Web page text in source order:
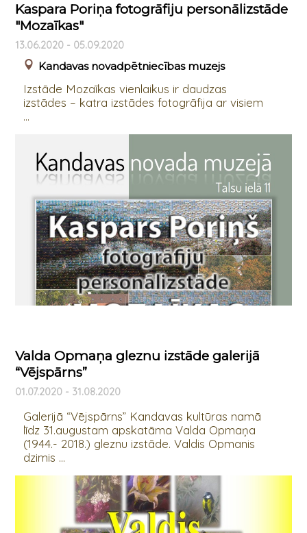
Kaspara Poriņa fotogrāfiju personālizstāde
"Mozaīkas"
13.06.2020 - 05.09.2020
Kandavas novadpētniecības muzejs
Izstāde Mozaīkas vienlaikus ir daudzas
izstādes – katra izstādes fotogrāfija ar visiem
...
Valda Opmaņa gleznu izstāde galerijā
“Vējspārns”
01.07.2020 - 31.08.2020
Galerijā “Vējspārns” Kandavas kultūras namā
līdz 31.augustam apskatāma Valda Opmaņa
(1944.- 2018.) gleznu izstāde. Valdis Opmanis
dzimis ...